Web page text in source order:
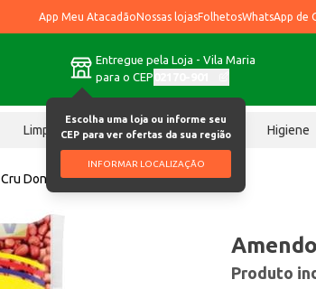
App Meu AtacadãoNossas lojasFolhetosWhatsApp de
Entregue pela Loja - Vila Maria
para o CEP
Escolha uma loja ou informe seu
CEP para ver ofertas da sua região
INFORMAR LOCALIZAÇÃO
Limpeza Chocolates Higiene
Donana 500g
Produto